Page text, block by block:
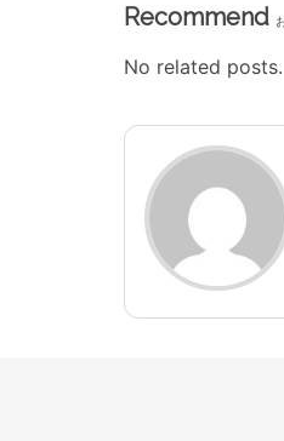
Recommend
No related posts.